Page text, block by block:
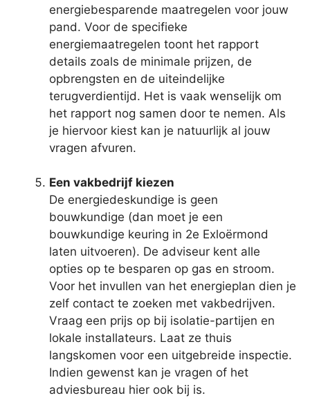
energiebesparende maatregelen voor jouw
pand. Voor de specifieke
energiemaatregelen toont het rapport
details zoals de minimale prijzen, de
opbrengsten en de uiteindelijke
terugverdientijd. Het is vaak wenselijk om
het rapport nog samen door te nemen. Als
je hiervoor kiest kan je natuurlijk al jouw
vragen afvuren.
Een vakbedrijf kiezen
De energiedeskundige is geen
bouwkundige (dan moet je een
bouwkundige keuring in 2e Exloërmond
laten uitvoeren). De adviseur kent alle
opties op te besparen op gas en stroom.
Voor het invullen van het energieplan dien je
zelf contact te zoeken met vakbedrijven.
Vraag een prijs op bij isolatie-partijen en
lokale installateurs. Laat ze thuis
langskomen voor een uitgebreide inspectie.
Indien gewenst kan je vragen of het
adviesbureau hier ook bij is.